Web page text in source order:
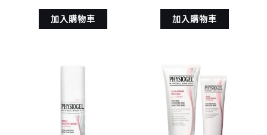
加入購物車 加入購物車
原
格：
NT$ 1,100。NT$ 880。
始
價
格：
NT$
前
價
格：
NT$